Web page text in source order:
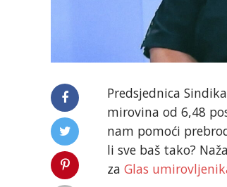
Predsjednica
mirovina od 6,48
nam pomoći
li sve baš tako?
za Glas